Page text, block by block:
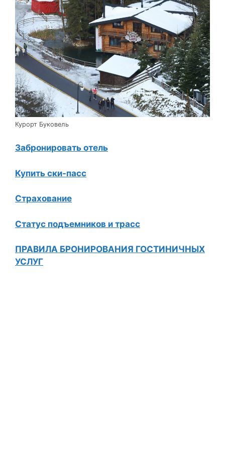
Курорт Буковель
Забронировать отель
Купить ски-пасс
Страхование
Статус подъемников и трасс
ПРАВИЛА БРОНИРОВАНИЯ ГОСТИНИЧНЫХ
УСЛУГ